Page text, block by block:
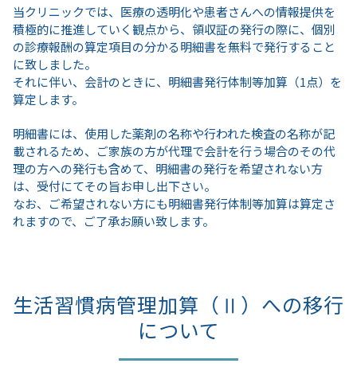
当クリニックでは、医療の透明化や患者さんへの情報提供を
積極的に推進していく観点から、領収証の発行の際に、個別
の診療報酬の算定項目の分かる明細書を無料で発行すること
に致しました。
それに伴い、会計のときに、明細書発行体制等加算（1点）を
算定します。
明細書には、使用した薬剤の名称や行われた検査の名称が記
載されるため、ご家族の方が代理で会計を行う場合のその代
理の方への発行も含めて、明細書の発行を希望されない方
は、受付にてその旨お申し出下さい。
なお、ご希望されない方にも明細書発行体制等加算は算定さ
れますので、ご了承お願い致します。
生活習慣病管理加算（Ⅱ）への移行
について